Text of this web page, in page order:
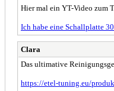
Hier mal ein YT-Video zum
Ich habe eine Schallplatte
Clara
Das ultimative
https://etel-tuning.eu/